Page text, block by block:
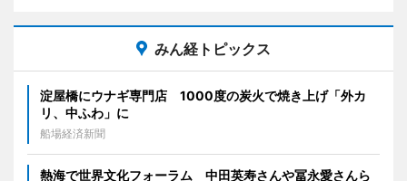
みん経トピックス
淀屋橋にウナギ専門店 1000度の炭火で焼き上げ「外カ
リ、中ふわ」に
船場経済新聞
熱海で世界文化フォーラム 中田英寿さんや冨永愛さんら